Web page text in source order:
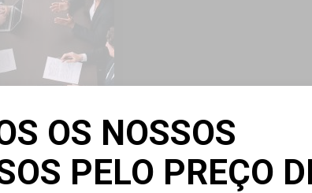
5 horas